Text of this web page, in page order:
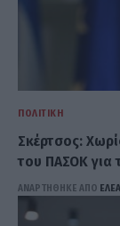
ΠΟΛΙΤΙΚΉ
Σκέρτσος:
του ΠΑΣΟΚ για
ΑΝΑΡΤΗΘΗΚΕ ΑΠΟ